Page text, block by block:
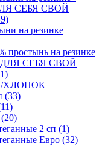
СЕБЯ СВОЙ
на резинке
простынь на резинке
ДЛЯ СЕБЯ СВОЙ
ХЛОПОК
(33)
2 сп (1)
Евро (32)